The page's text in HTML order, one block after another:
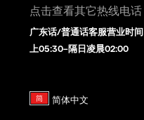
点击查看其它热线电话
广东话/普通话客服营业时
上05:30–隔日凌晨02:00